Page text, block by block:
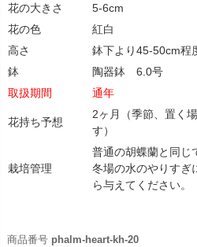
花の大きさ
5-6cm
花の色
紅白
高さ
鉢下より45-50cm程
鉢
陶器鉢 6.0号
取扱期間
通年
花持ち予想
2ヶ月（季節、置く
す）
栽培管理
普通の胡蝶蘭と同じ
冬場の水のやりすぎ
ら与えてください。
商品番号 phalm-heart-kh-20